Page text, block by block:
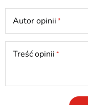
Autor opinii
Treść opinii